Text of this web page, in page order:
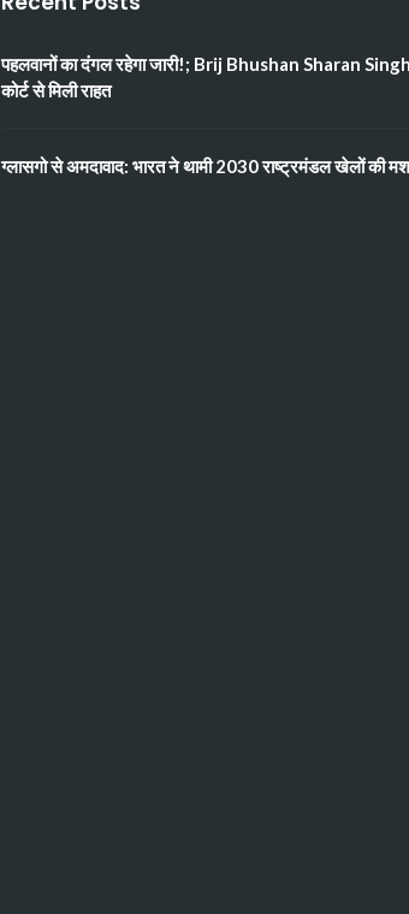
पहलवानों का दंगल रहेगा जारी!; Brij Bhushan Sharan
कोर्ट से मिली राहत
ग्लासगो से अमदावाद: भारत ने थामी 2030 राष्ट्रमंडल खेलों की